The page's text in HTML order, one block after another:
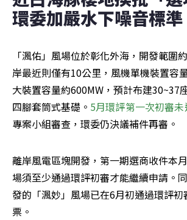
環委加嚴水下噪音標準
「渢佑」風場位於彰化外海，開發範圍
岸最近則僅有10公里，風機單機裝置容
大裝置容量約600MW，預計布建30~37
四腳套筒式基礎。 5月環評第一次初審未
專案小組審查，環委仍決議補件再審。
離岸風電區塊開發，第一期選商收件本
場須至少通過環評初審才能繼續申請。
發的「渢妙」風場已在6月初通過環評初
票。